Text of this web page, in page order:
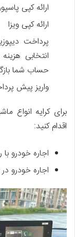
ارائه کپی
ارائه کپی ویزا
پرداخت
انتخابی
حساب شما
واریز پیش
برای کرایه انواع
اقدام کنید:
اجاره خودرو با
اجاره خودرو